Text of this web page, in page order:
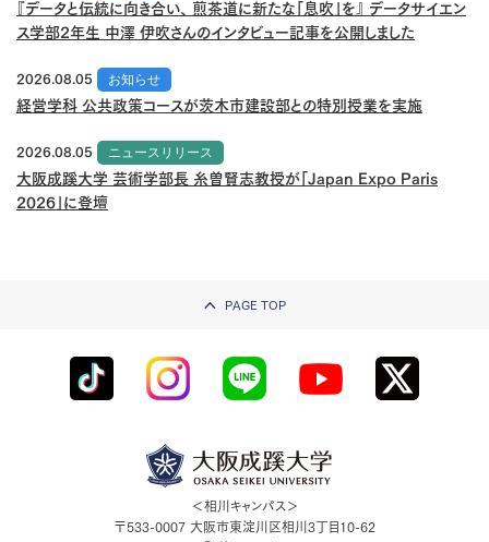
『データと伝統に向き合い、 煎茶道に新たな「息吹」を』 データサイエン
ス学部2年生 中澤 伊吹さんのインタビュー記事を公開しました
2026.08.05
お知らせ
経営学科 公共政策コースが茨木市建設部との特別授業を実施
2026.08.05
ニュースリリース
大阪成蹊大学 芸術学部長 糸曽賢志教授が「Japan Expo Paris
2026」に登壇
PAGE TOP
＜相川キャンパス＞
〒533-0007 大阪市東淀川区相川3丁目10-62